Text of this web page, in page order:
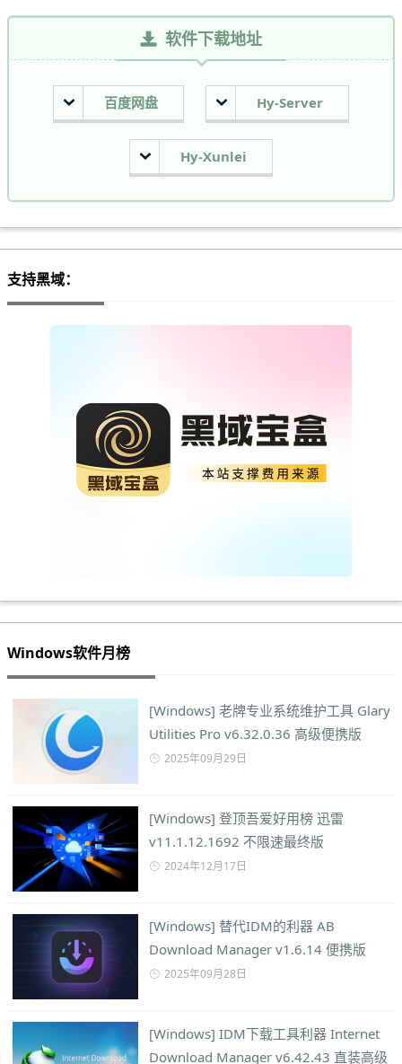
软件下载地址
百度网盘 Hy-Server
Hy-Xunlei
支持黑域：
Windows软件月榜
[Windows] 老牌专业系统维护工具 Glary
Utilities Pro v6.32.0.36 高级便携版
2025年09月29日
[Windows] 登顶吾爱好用榜 迅雷
v11.1.12.1692 不限速最终版
2024年12月17日
[Windows] 替代IDM的利器 AB
Download Manager v1.6.14 便携版
2025年09月28日
[Windows] IDM下载工具利器 Internet
Download Manager v6.42.43 直装高级